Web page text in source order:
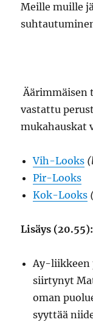
Meille muille
Äärimmäisen
vastattu
mukahauskat
Vih-Looks
Pir-Looks
Kok-Looks
Lisäys (20.55):
Ay-liikkeen
siirtynyt
oman
syyttää